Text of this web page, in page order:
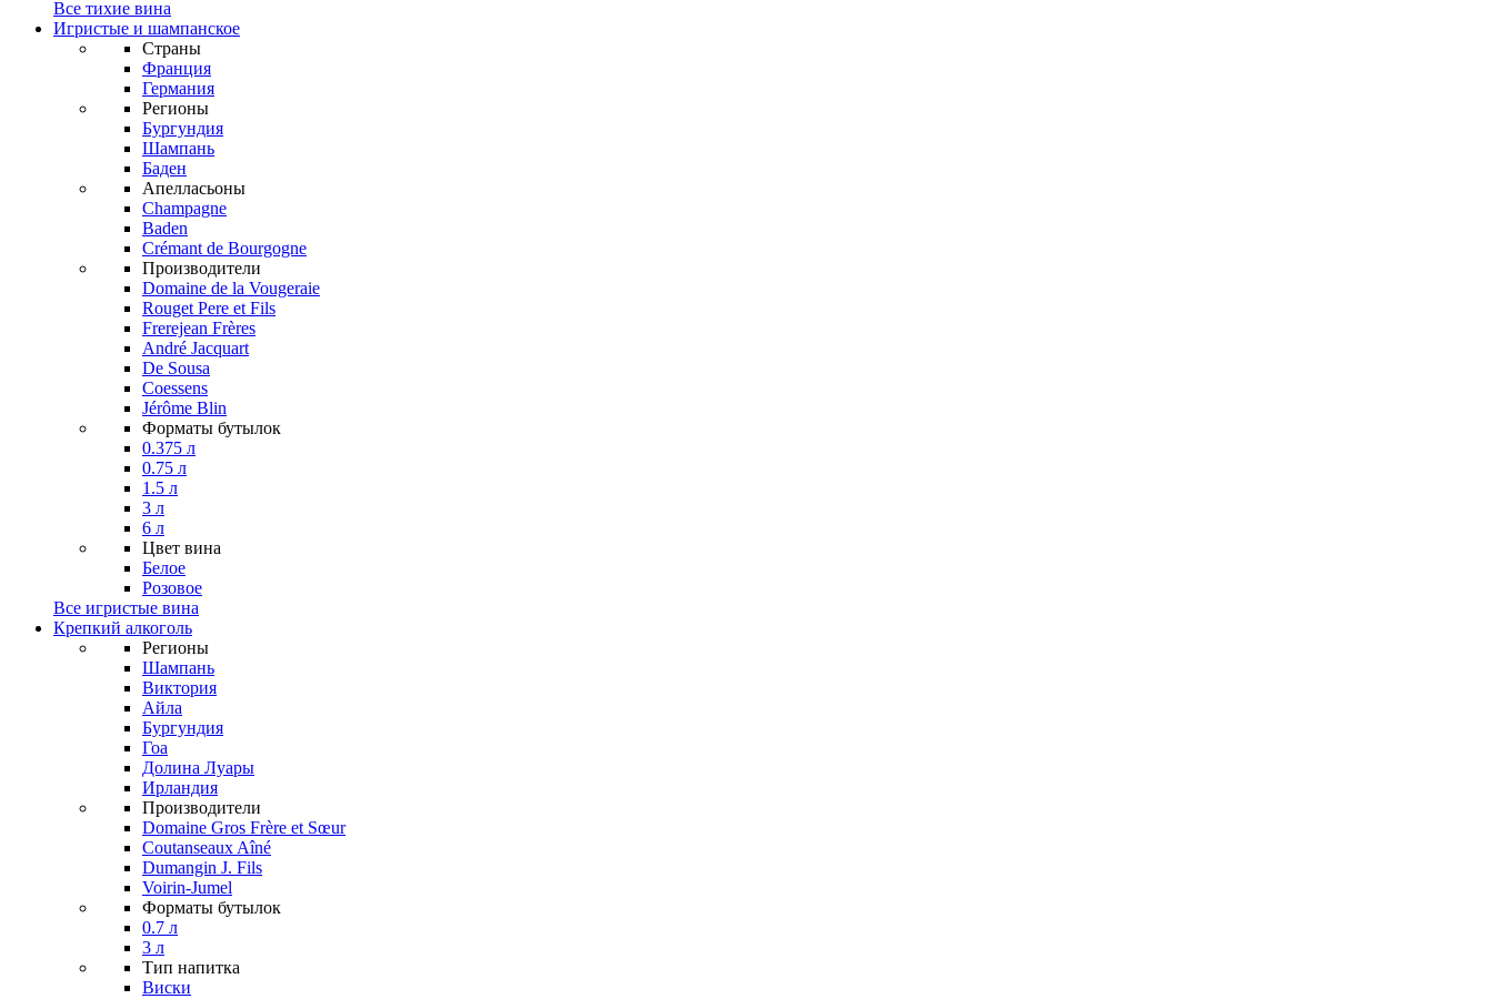
Все тихие вина
Игристые и шампанское
Страны
Франция
Германия
Регионы
Бургундия
Шампань
Баден
Апелласьоны
Champagne
Baden
Crémant de Bourgogne
Производители
Domaine de la Vougeraie
Rouget Pere et Fils
Frerejean Frères
André Jacquart
De Sousa
Coessens
Jérôme Blin
Форматы бутылок
0.375 л
0.75 л
1.5 л
3 л
6 л
Цвет вина
Белое
Розовое
Все игристые вина
Крепкий алкоголь
Регионы
Шампань
Виктория
Айла
Бургундия
Гоа
Долина Луары
Ирландия
Производители
Domaine Gros Frère et Sœur
Coutanseaux Aîné
Dumangin J. Fils
Voirin-Jumel
Форматы бутылок
0.7 л
3 л
Тип напитка
Виски